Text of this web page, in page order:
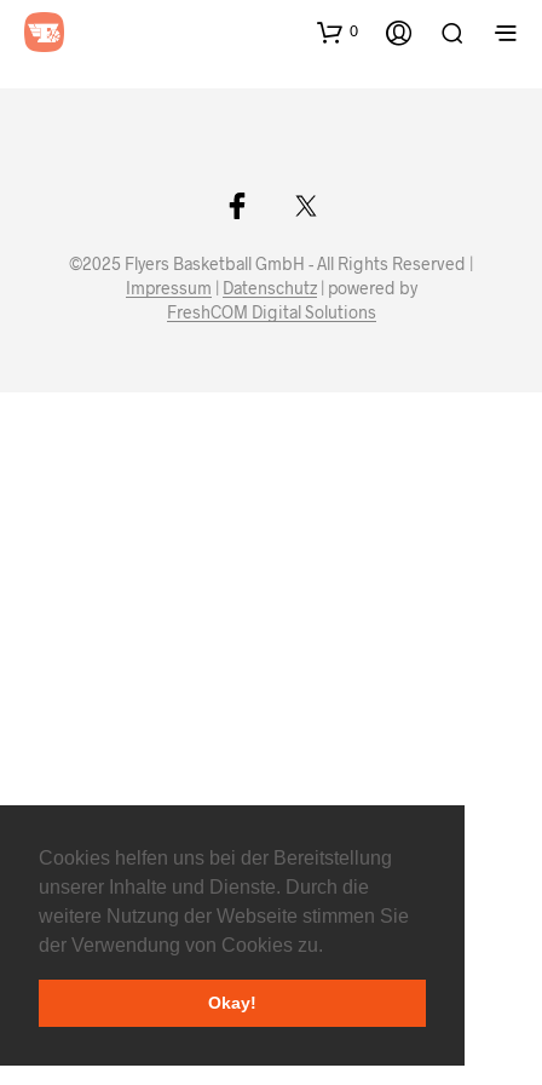
Cookies helfen uns bei der Bereitstellung
unserer Inhalte und Dienste. Durch die
weitere Nutzung der Webseite stimmen Sie
der Verwendung von Cookies zu.
Okay!
0
©2025 Flyers Basketball GmbH - All Rights Reserved |
Impressum | Datenschutz| powered by
FreshCOM Digital Solutions